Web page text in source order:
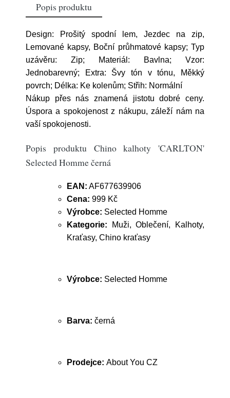
Popis produktu
Design: Prošitý spodní lem, Jezdec na zip,
Lemované kapsy, Boční průhmatové kapsy; Typ
uzávěru: Zip; Materiál: Bavlna; Vzor:
Jednobarevný; Extra: Švy tón v tónu, Měkký
povrch; Délka: Ke kolenům; Střih: Normální
Nákup přes nás znamená jistotu dobré ceny.
Úspora a spokojenost z nákupu, záleží nám na
vaší spokojenosti.
Popis produktu Chino kalhoty 'CARLTON'
Selected Homme černá
EAN: AF677639906
Cena: 999 Kč
Výrobce: Selected Homme
Kategorie: Muži, Oblečení, Kalhoty,
Kraťasy, Chino kraťasy
Výrobce: Selected Homme
Barva: černá
Prodejce: About You CZ